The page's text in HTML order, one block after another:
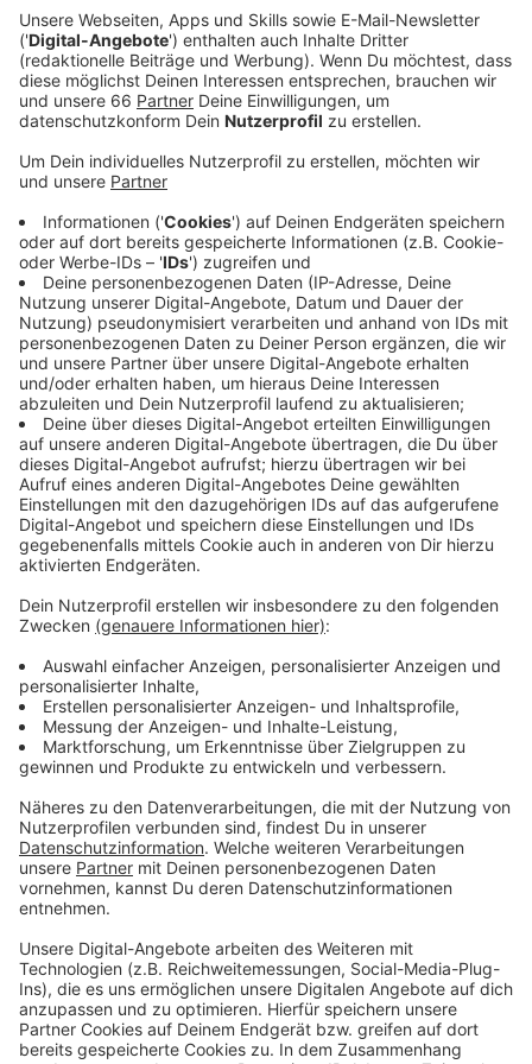
finanzielle Hilfen.
Veröffentlicht:Montag, 04.01.2021 05:39
Den Geschäften fehlen nach den letzten Monaten
mehr als zuvor die Einnahmen aus dem
Weihnachtsgeschäft. Auch der Hotel- und
Gaststättenverband NRW fordert schnellere
finanzielle Unterstützung. Außerdem ein klareres
Modell, bei welchen Inzidenzwerten Restaurants
geöffnet und Veranstaltungen gefeiert werden
können. Dann könne besser geplant werden. Man
blicke trotz allem positiv in die Zukunft, so ein
Sprecher weiter.
Anzeige
Mehr Infos zu diesem Thema
Im Sommer war die Situation in der Gastronomie
entspannter
DEHOGA NRW
Bereits im November forderte die Gastronomie
Antworten
lokalen Handel unterstützen
Handelsverband NRW
Anzeige